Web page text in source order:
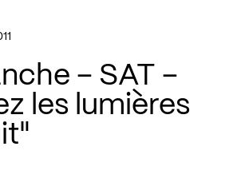
– SAT –
les lumières